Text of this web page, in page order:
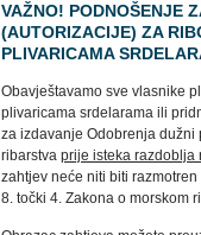
VAŽNO! PODNOŠENJE
(AUTORIZACIJE) ZA
PLIVARICAMA
Obavještavamo sve vlasnike
plivaricama srdelarama ili
za izdavanje Odobrenja dužni
ribarstva prije isteka razdoblja
zahtjev neće niti biti
8. točki 4. Zakona o morskom